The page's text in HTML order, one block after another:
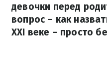
девочки перед
вопрос – как
XXI веке – просто